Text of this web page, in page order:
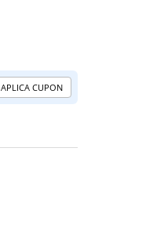
APLICA CUPON